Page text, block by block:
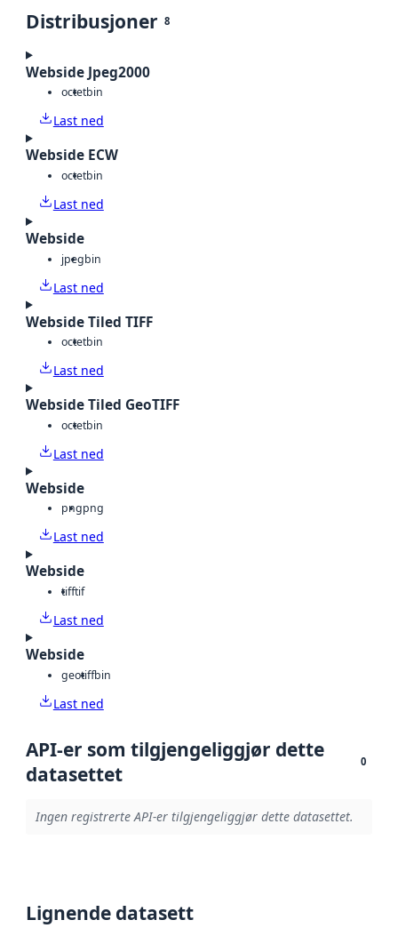
Distribusjoner 8
Webside Jpeg2000
octetbin
Last ned
Webside ECW
octetbin
Last ned
Webside
jpegbin
Last ned
Webside Tiled TIFF
octetbin
Last ned
Webside Tiled GeoTIFF
octetbin
Last ned
Webside
pngpng
Last ned
Webside
tifftif
Last ned
Webside
geotiffbin
Last ned
API-er som tilgjengeliggjør dette
datasettet
0
Ingen registrerte API-er tilgjengeliggjør dette datasettet.
Lignende datasett